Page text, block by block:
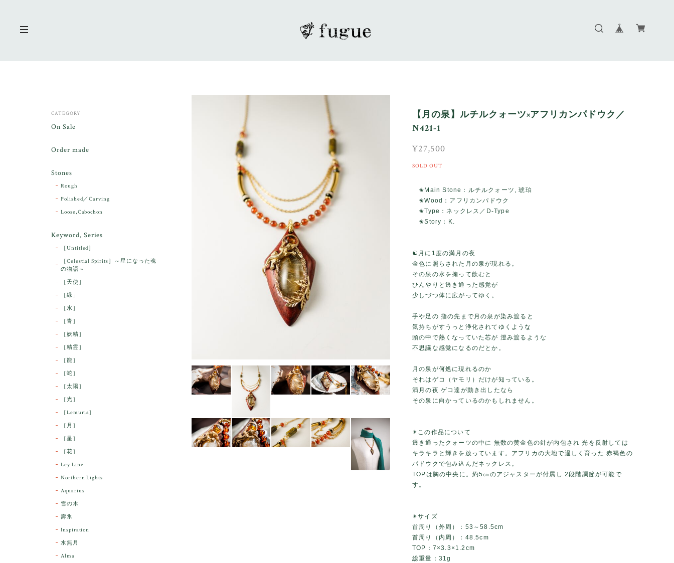
【月の泉】ルチルクォーツ×アフリカンパドウク／
N421-1
¥27,500
SOLD OUT
✬Main Stone：ルチルクォーツ, 琥珀
✬Wood：アフリカンパドウク
✬Type：ネックレス／D-Type
✬Story：K.
☯️月に1度の満月の夜
金色に照らされた月の泉が現れる。
その泉の水を掬って飲むと
ひんやりと透き通った感覚が
少しづつ体に広がってゆく。
手や足の 指の先まで月の泉が染み渡ると
気持ちがすうっと浄化されてゆくような
頭の中で熱くなっていた芯が 澄み渡るような
不思議な感覚になるのだとか。
月の泉が何処に現れるのか
それはゲコ（ヤモリ）だけが知っている。
満月の夜 ゲコ達が動き出したなら
その泉に向かっているのかもしれません。
✴この作品について
透き通ったクォーツの中に 無数の黄金色の針が内包され 光を反射しては
キラキラと輝きを放っています。アフリカの大地で逞しく育った 赤褐色の
パドウクで包み込んだネックレス。
TOPは胸の中央に。約5㎝のアジャスターが付属し 2段階調節が可能で
す。
✴サイズ
首周り（外周）：53～58.5cm
首周り（内周）：48.5cm
TOP：7×3.3×1.2cm
総重量：31g
CATEGORY
On Sale
Order made
Stones
Rough
Polished／Carving
Loose,Cabochon
Keyword, Series
［Untitled］
［Celestial Spirits］～星になった魂
の物語～
［天使］
［緑」
［水］
［青］
［妖精］
［精霊］
［龍］
［蛇］
［太陽］
［光］
［Lemuria］
［月］
［星］
［花］
Ley Line
Northern Lights
Aquarius
雪の木
壽氷
Inspiration
水無月
Alma